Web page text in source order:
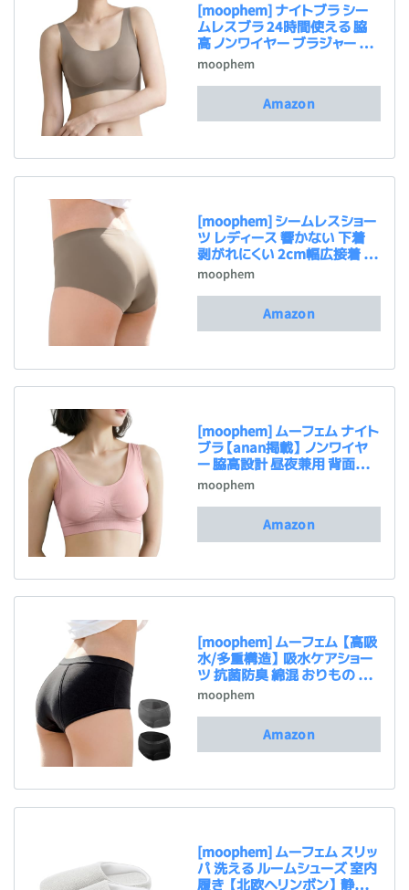
[moophem] ナイトブラ シー
ムレスブラ 24時間使える 脇
高 ノンワイヤー ブラジャー 締
め付けない 脇肉 楽 背中すっ
きり 響かない 伸縮 通気性 セ
moophem
Amazon
[moophem] シームレスショー
ツ レディース 響かない 下着
剥がれにくい 2cm幅広接着 締
め付けない パンツ 食い込まな
い ムレにくい クロッチ綿10
ooré （スムーレ） S〜3L
moophem
Amazon
[moophem] ムーフェム ナイト
ブラ【anan掲載】 ノンワイヤ
ー 脇高設計 昼夜兼用 背面着
圧 産後 授乳 マタニティ対応
快適 Nature ナチュレ ヌードピ
moophem
Amazon
[moophem] ムーフェム 【高吸
水/多重構造】 吸水ケアショー
ツ 抗菌防臭 綿混 おりもの 深
め丈 安心サポート 日本基準検
査済 有害物質なし Airelle ブ
moophem
Amazon
[moophem] ムーフェム スリッ
パ 洗える ルームシューズ 室内
履き 【北欧ヘリンボン】 静音